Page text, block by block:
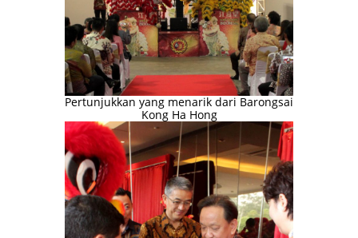
Pertunjukkan yang menarik dari Barongsai
Kong Ha Hong